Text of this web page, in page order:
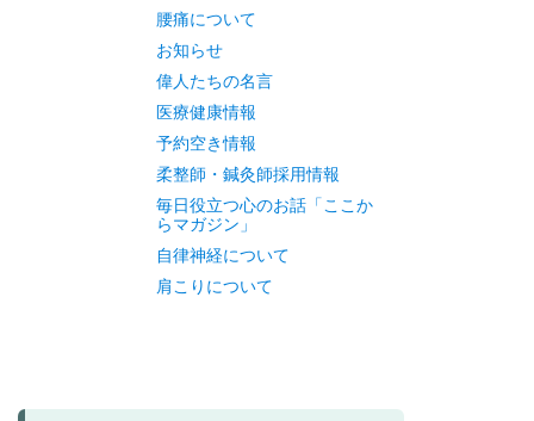
腰痛について
お知らせ
偉人たちの名言
医療健康情報
予約空き情報
柔整師・鍼灸師採用情報
毎日役立つ心のお話「ここか
らマガジン」
自律神経について
肩こりについて